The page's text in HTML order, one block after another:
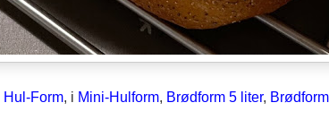
Hul-Form, i Mini-Hulform, Brødform 5 liter,